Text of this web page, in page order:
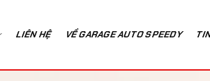
LIÊN HỆ VỀ GARAGE AUTO SPEEDY